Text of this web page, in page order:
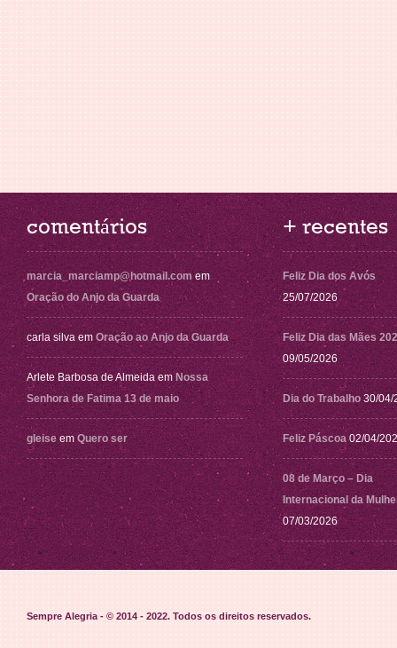
comentários
marcia_marciamp@hotmail.com em
Oração do Anjo da Guarda
carla silva em Oração ao Anjo da Guarda
Arlete Barbosa de Almeida em Nossa
Senhora de Fatima 13 de maio
gleise em Quero ser
+ recentes
Feliz Dia dos Avós
25/07/2026
Feliz Dia das Mães
09/05/2026
Dia do Trabalho 30/04/
Feliz Páscoa 02/04/
08 de Março – Dia
Internacional da
07/03/2026
Sempre Alegria - © 2014 - 2022. Todos os direitos reservados.